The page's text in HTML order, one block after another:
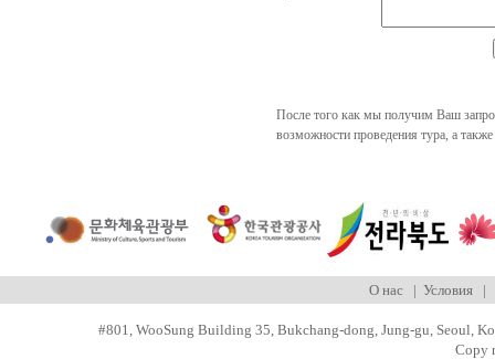
После того как мы получим Ваш
возможности проведения тура, а
О нас | Условия |
#801, WooSung Building 35, Bukchang-dong, Jung-gu, Seoul,
Copy